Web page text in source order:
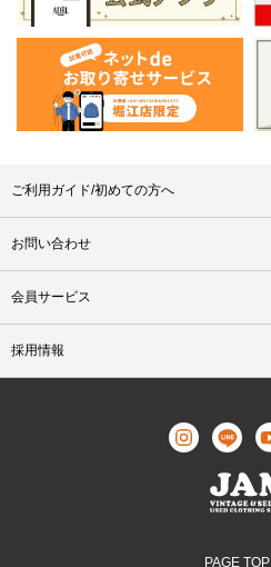
ご利用ガイド/初めての方へ
お問い合わせ
会員サービス
採用情報
PAGE TOP